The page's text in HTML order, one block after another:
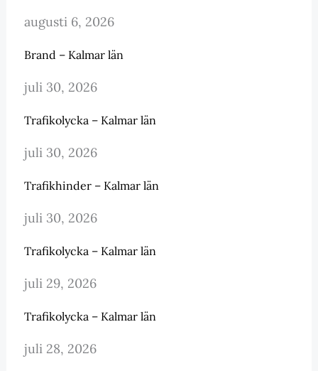
augusti 6, 2026
Brand – Kalmar län
juli 30, 2026
Trafikolycka – Kalmar län
juli 30, 2026
Trafikhinder – Kalmar län
juli 30, 2026
Trafikolycka – Kalmar län
juli 29, 2026
Trafikolycka – Kalmar län
juli 28, 2026